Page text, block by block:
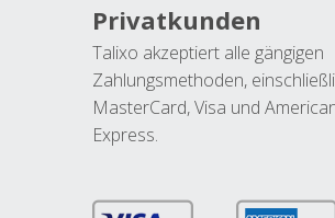
Privatkunden
Talixo akzeptiert alle gängigen
Zahlungsmethoden,
MasterCard, Visa und
Express.